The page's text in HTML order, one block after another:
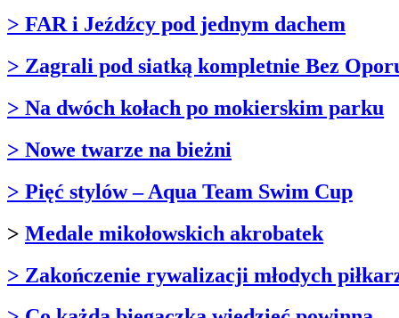
> FAR i Jeźdźcy pod jednym dachem
> Zagrali pod siatką kompletnie Bez
> Na dwóch kołach po mokierskim parku
> Nowe twarze na bieżni
> Pięć stylów – Aqua Team Swim Cup
> Medale mikołowskich akrobatek
> Zakończenie rywalizacji młodych